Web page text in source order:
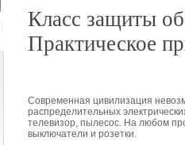
Класс защиты
Практическое
Современная цивилизация
распределительных
телевизор, пылесос. На любом
выключатели и розетки.